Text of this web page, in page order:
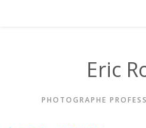
Eric
PHOTOGRAPHE